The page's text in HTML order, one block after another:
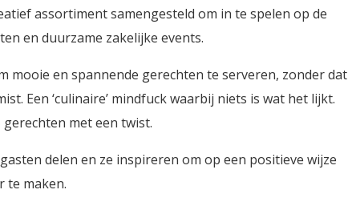
assortiment samengesteld om in te spelen op de
en duurzame zakelijke events.
mooie en spannende gerechten te serveren, zonder dat
Een ‘culinaire’ mindfuck waarbij niets is wat het lijkt.
met een twist.
delen en ze inspireren om op een positieve wijze
te maken.